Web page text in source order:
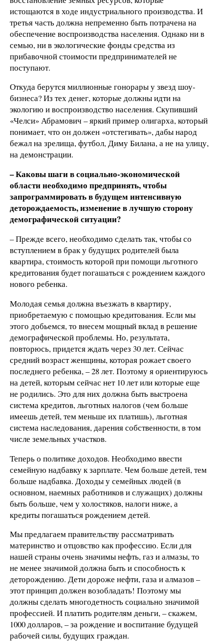
истощаются в ходе индустриального производства. И
третья часть должна непременно быть потрачена на
обеспечение воспроизводства населения. Однако ни в
семью, ни в экологические фонды средства из
прибавочной стоимости предпринимателей не
поступают.
Откуда берутся миллионные гонорары у звезд шоу-
бизнеса? Из тех денег, которые должны идти на
экологию и воспроизводство населения. Скупивший
«Челси» Абрамович – яркий пример олигарха, который
понимает, что он должен «отстегивать», дабы народ
бежал на зрелища, футбол, Диму Билана, а не на улицу,
на демонстрации.
– Каковы шаги в социально-экономической
области необходимо предпринять, чтобы
запрограммировать в будущем интенсивную
деторождаемость, изменение в лучшую сторону
демографической ситуации?
– Прежде всего, необходимо сделать так, чтобы со
вступлением в брак у будущих родителей была
квартира, стоимость которой при помощи льготного
кредитования будет погашаться с рождением каждого
нового ребенка.
Молодая семья должна въезжать в квартиру,
приобретаемую с помощью кредитования. Если мы
этого добьемся, то внесем мощный вклад в решение
демографической проблемы. Но, результата,
повторюсь, придется ждать через 30 лет. Сейчас
средний возраст женщины, которая рожает своего
последнего ребенка, – 28 лет. Поэтому я ориентируюсь
на детей, которым сейчас нет 10 лет или которые еще
не родились. Это для них должна быть выстроена
система кредитов, льготных налогов (чем больше
имеешь детей, тем меньше их платишь), льготная
система наследования, дарения собственности, в том
числе земельных участков.
Теперь о политике доходов. Необходимо ввести
семейную надбавку к зарплате. Чем больше детей, тем
больше надбавка. Доходы у семейных людей (в
основном, наемных работников и служащих) должны
быть больше, чем у холостяков, налоги ниже, а
кредиты погашаться рождением детей.
Мы предлагаем правительству рассматривать
материнство и отцовство как профессию. Если для
нашей страны очень значимы нефть, газ и алмазы, то
не менее значимой должна быть и способность к
деторождению. Дети дороже нефти, газа и алмазов –
этот принцип должен возобладать! Поэтому мы
должны сделать многодетность социально значимой
профессией. И платить родителям деньги, – скажем,
1000 долларов, – за рождение и воспитание будущей
рабочей силы, будущих граждан.